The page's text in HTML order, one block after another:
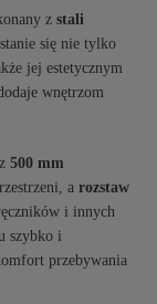
zstali
stanie się nie tylko
jej estetycznym
wnętrzom
500 mm
arozstaw
i innych
szybko i
przebywania